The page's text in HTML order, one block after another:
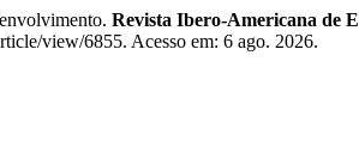
Revista Ibero-Americana de
view/6855. Acesso em: 6 ago. 2026.